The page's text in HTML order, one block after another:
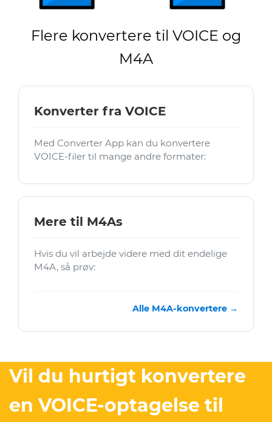
Flere konvertere til VOICE og
M4A
Konverter fra VOICE
Med Converter App kan du konvertere
VOICE-filer til mange andre formater:
Mere til M4As
Hvis du vil arbejde videre med dit endelige
M4A, så prøv:
Alle M4A-konvertere →
Vil du hurtigt konvertere
en VOICE-optagelse til